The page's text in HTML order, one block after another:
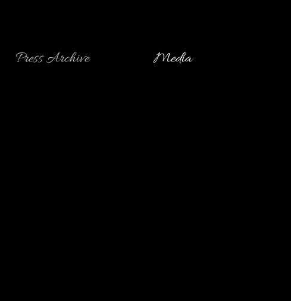
Press Archive
Media